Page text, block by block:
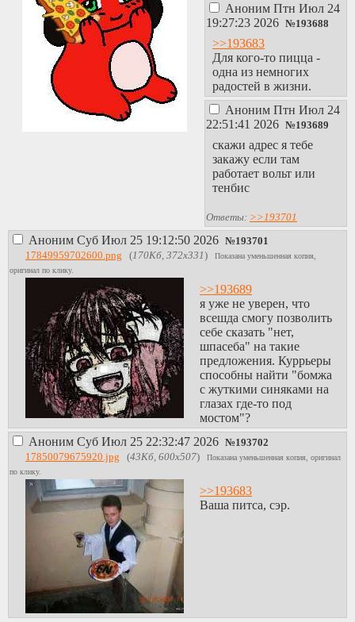
Аноним Птн Июл 24
19:27:23 2026 №193688
>>193683
Для кого-то пицца -
одна из немногих
радостей в жизни.
Аноним Птн Июл 24
22:51:41 2026 №193689
скажи адрес я тебе
закажу если там
работает вольт или
тенбис
Ответы: >>193701
Аноним Суб Июл 25 19:12:50 2026 №193701
17849959702600.png (170Кб, 372x331)
Показана уменьшенная копия,
оригинал по клику.
>>193689
я уже не уверен, что
всешда смогу позволить
себе сказать "нет,
шпасеба" на такие
предложения. Куррьеры
способны найти "бомжа
с жуткими синяками на
глазах где-то под
мостом"?
Аноним Суб Июл 25 22:32:47 2026 №193702
17850079675920.jpg (43Кб, 600x507)
Показана уменьшенная копия, оригинал
по клику.
>>193683
Ваша питса, сэр.